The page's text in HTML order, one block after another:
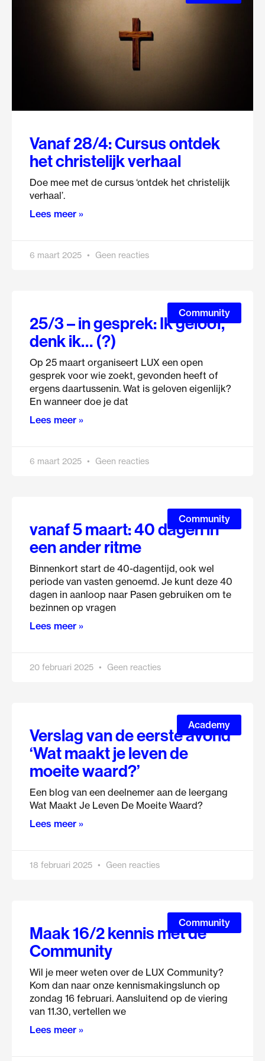
Vanaf 28/4: Cursus ontdek
het christelijk verhaal
Doe mee met de cursus ‘ontdek het christelijk
verhaal’.
Lees meer »
6 maart 2025 Geen reacties
Community
25/3 – in gesprek: Ik geloof,
denk ik… (?)
Op 25 maart organiseert LUX een open
gesprek voor wie zoekt, gevonden heeft of
ergens daartussenin. Wat is geloven eigenlijk?
En wanneer doe je dat
Lees meer »
6 maart 2025 Geen reacties
Community
vanaf 5 maart: 40 dagen in
een ander ritme
Binnenkort start de 40-dagentijd, ook wel
periode van vasten genoemd. Je kunt deze 40
dagen in aanloop naar Pasen gebruiken om te
bezinnen op vragen
Lees meer »
20 februari 2025 Geen reacties
Academy
Verslag van de eerste avond
‘Wat maakt je leven de
moeite waard?’
Een blog van een deelnemer aan de leergang
Wat Maakt Je Leven De Moeite Waard?
Lees meer »
18 februari 2025 Geen reacties
Community
Maak 16/2 kennis met de
Community
Wil je meer weten over de LUX Community?
Kom dan naar onze kennismakingslunch op
zondag 16 februari. Aansluitend op de viering
van 11.30, vertellen we
Lees meer »